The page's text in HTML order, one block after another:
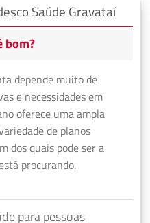
Saúde Gravataí
bom?
depende muito de
e necessidades em
oferece uma ampla
de planos
dos quais pode ser a
procurando.
para pessoas